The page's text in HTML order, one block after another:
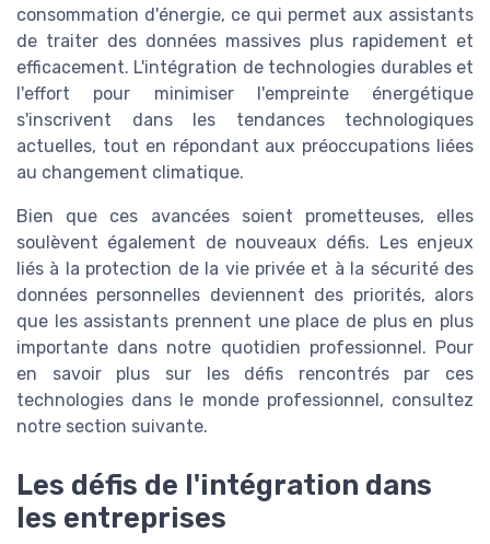
consommation d'énergie, ce qui permet aux assistants
de traiter des données massives plus rapidement et
efficacement. L'intégration de technologies durables et
l'effort pour minimiser l'empreinte énergétique
s'inscrivent dans les tendances technologiques
actuelles, tout en répondant aux préoccupations liées
au changement climatique.
Bien que ces avancées soient prometteuses, elles
soulèvent également de nouveaux défis. Les enjeux
liés à la protection de la vie privée et à la sécurité des
données personnelles deviennent des priorités, alors
que les assistants prennent une place de plus en plus
importante dans notre quotidien professionnel. Pour
en savoir plus sur les défis rencontrés par ces
technologies dans le monde professionnel, consultez
notre section suivante.
Les défis de l'intégration dans
les entreprises